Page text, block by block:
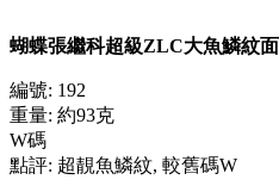
蝴蝶張繼科超級ZLC大魚鱗紋
編號: 192
重量: 約93克
W碼
點評: 超靚魚鱗紋, 較舊碼W